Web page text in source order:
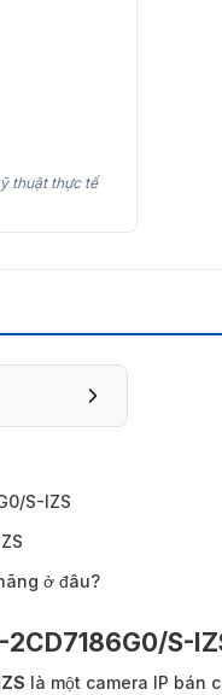
thuật thực tế
S-IZS
ở đâu?
S-
là một camera IP bán